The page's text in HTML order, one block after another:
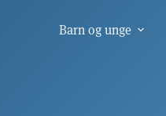
Barn og unge